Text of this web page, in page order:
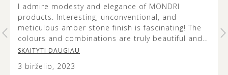
I admire modesty and elegance of MONDRI
products. Interesting, unconventional, and
meticulous amber stone finish is fascinating! The
colours and combinations are truly beautiful and
it’s lovely to see how the metal design does not
jewellery is versatile and modern looking, and the
SKAITYTI DAUGIAU
3 birželio, 2023